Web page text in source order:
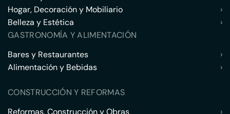
Hogar, Decoración y Mobiliario
›
Belleza y Estética
›
GASTRONOMÍA Y ALIMENTACIÓN
Bares y Restaurantes
›
Alimentación y Bebidas
›
CONSTRUCCIÓN Y REFORMAS
Reformas, Construcción y Obras
›